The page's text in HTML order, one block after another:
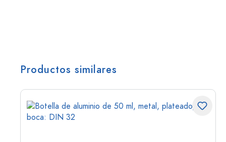
Productos similares